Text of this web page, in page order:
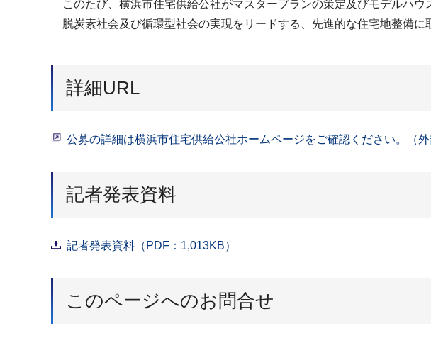
このたび、横浜市住宅供給公社がマスタープランの策定及びモデルハウ
脱炭素社会及び循環型社会の実現をリードする、先進的な住宅地整備に
詳細URL
公募の詳細は横浜市住宅供給公社ホームページをご確認ください。（外
記者発表資料
記者発表資料（PDF：1,013KB）
このページへのお問合せ